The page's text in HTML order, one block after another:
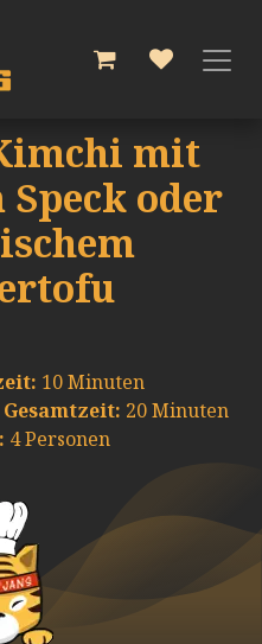
mit
oder
10 Minuten
Gesamtzeit: 20 Minuten
4 Personen